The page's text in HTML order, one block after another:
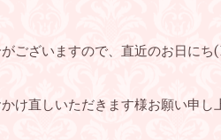
ございますので、直近のお日にち
け直しいただきます様お願い申し